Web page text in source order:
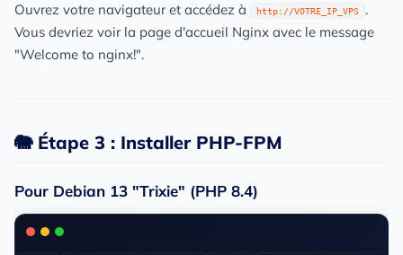
Ouvrez votre navigateur et accédez à http://VOTRE_IP_VPS
.
Vous devriez voir la page d'accueil Nginx avec le message
"Welcome to nginx!".
🐘 Étape 3 : Installer PHP-FPM
Pour Debian 13 "Trixie" (PHP 8.4)